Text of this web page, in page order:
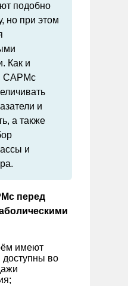
подобно
но при этом
Как и
САРМс
и
а также
и
перед
имеют
доступны во